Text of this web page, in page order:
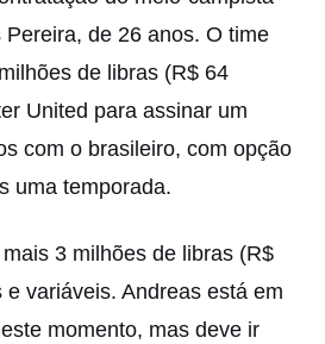
de 26 anos. O time
de libras (R$ 64
United para assinar um
com o brasileiro, com opção
uma temporada.
3 milhões de libras (R$
variáveis. Andreas está em
momento, mas deve ir